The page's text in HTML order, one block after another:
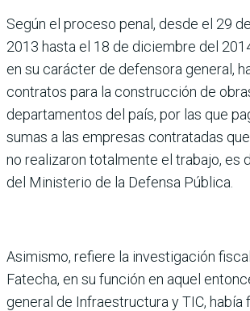
Según el proceso penal, desde el 29
2013 hasta el 18 de diciembre del
en su carácter de defensora general,
contratos para la construcción de
departamentos del país, por las que
sumas a las empresas contratadas
no realizaron totalmente el trabajo, es
del Ministerio de la Defensa Pública.
Asimismo, refiere la investigación
Fatecha, en su función en aquel
general de Infraestructura y TIC, había